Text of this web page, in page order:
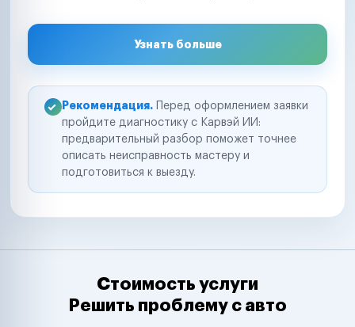
Узнать больше
Рекомендация. Перед оформлением заявки
пройдите диагностику с Карвэй ИИ:
предварительный разбор поможет точнее
описать неисправность мастеру и
подготовиться к выезду.
Стоимость услуги
Решить проблему с авто